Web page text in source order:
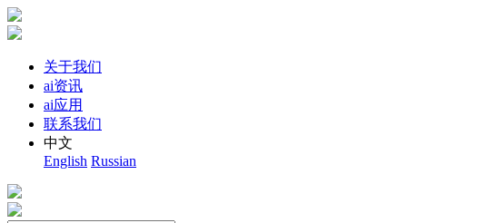
关于我们
ai资讯
ai应用
联系我们
中文
English Russian